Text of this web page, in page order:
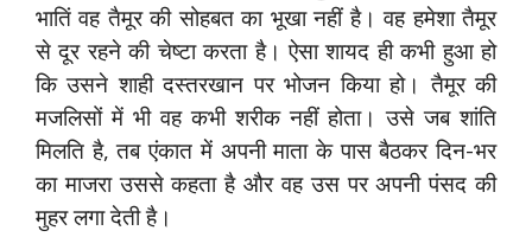
भातिं वह तैमूर की सोहबत का भूखा नहीं है। वह हमेशा तैमूर
से दूर रहने की चेष्‍टा करता है। ऐसा शायद ही कभी हुआ हो
कि उसने शाही दस्‍तरखान पर भोजन किया हो। तैमूर की
मजलिसों में भी वह कभी शरीक नहीं होता। उसे जब शांति
मिलति है, तब एंकात में अपनी माता के पास बैठकर दिन-भर
का माजरा उससे कहता है और वह उस पर अपनी पंसद की
मुहर लगा देती है।